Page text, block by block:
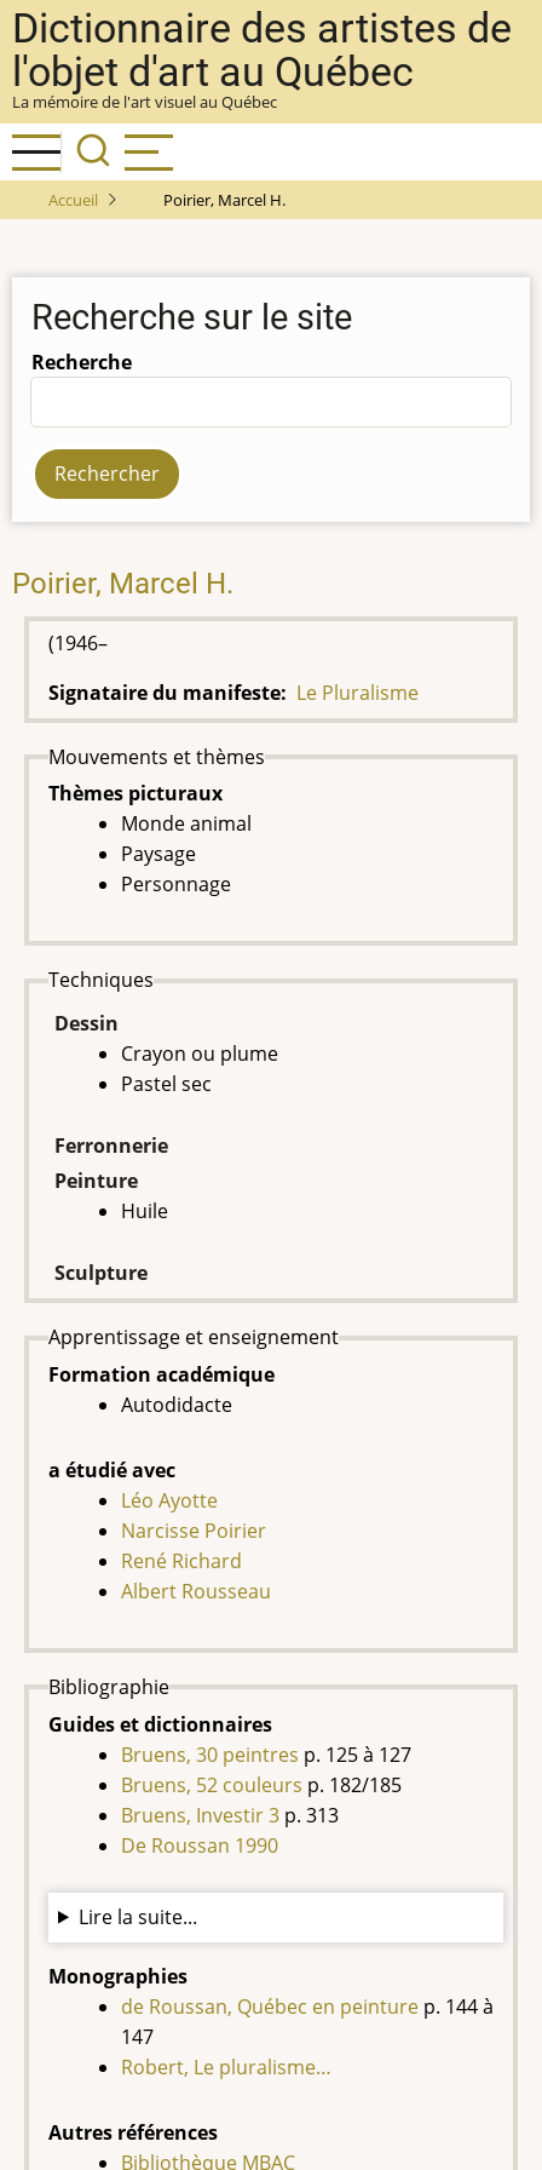
Aller
au
contenu
principal
Dictionnaire des artistes de
l'objet d'art au Québec
La mémoire de l'art visuel au Québec
Accueil Poirier, Marcel H.
Recherche sur le site
Recherche
Poirier, Marcel H.
(1946–
Signataire du manifeste
Le Pluralisme
Mouvements et thèmes
Thèmes picturaux
Monde animal
Paysage
Personnage
Techniques
Dessin
Crayon ou plume
Pastel sec
Ferronnerie
Peinture
Huile
Sculpture
Apprentissage et enseignement
Formation académique
Autodidacte
a étudié avec
Léo Ayotte
Narcisse Poirier
René Richard
Albert Rousseau
Bibliographie
Guides et dictionnaires
Bruens, 30 peintres p. 125 à 127
Bruens, 52 couleurs p. 182/185
Bruens, Investir 3 p. 313
De Roussan 1990
Lire la suite...
Monographies
de Roussan, Québec en peinture p. 144 à
147
Robert, Le pluralisme…
Autres références
Bibliothèque MBAC